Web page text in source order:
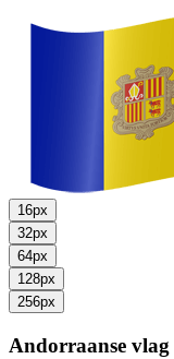
16px
32px
64px
128px
256px
Andorraanse vlag